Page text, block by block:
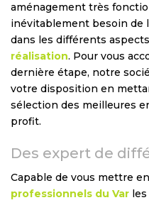
aménagement très
inévitablement besoin de
dans les différents
réalisation. Pour vous
dernière étape, notre
votre disposition en
sélection des meilleures
profit.
Des expert de
Capable de vous mettre
professionnels du Var